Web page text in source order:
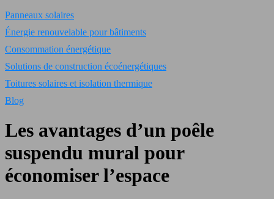
Panneaux solaires
Énergie renouvelable pour bâtiments
Consommation énergétique
Solutions de construction écoénergétiques
Toitures solaires et isolation thermique
Blog
Les avantages d’un poêle
suspendu mural pour
économiser l’espace